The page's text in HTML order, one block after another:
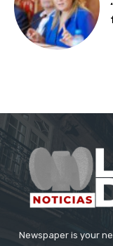
Newspaper is your